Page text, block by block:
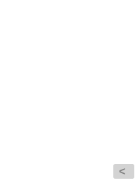
<